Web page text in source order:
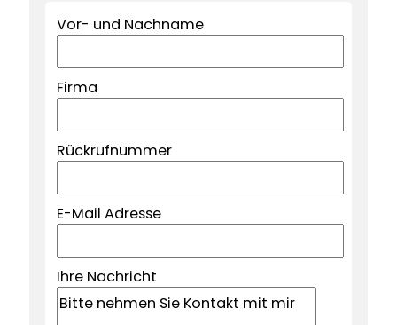
Vor- und Nachname
Firma
Rückrufnummer
E-Mail Adresse
Ihre Nachricht